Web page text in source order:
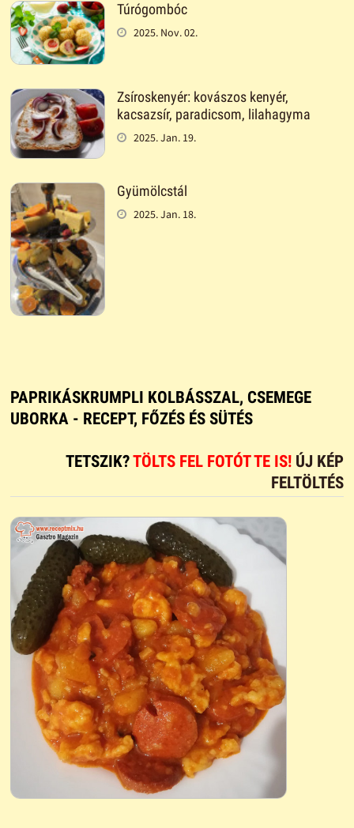
Túrógombóc
2025. Nov. 02.
Zsíroskenyér: kovászos kenyér,
kacsazsír, paradicsom, lilahagyma
2025. Jan. 19.
Gyümölcstál
2025. Jan. 18.
PAPRIKÁSKRUMPLI KOLBÁSSZAL, CSEMEGE
UBORKA - RECEPT, FŐZÉS ÉS SÜTÉS
TETSZIK?TÖLTS FEL FOTÓT TE IS! ÚJ KÉP
FELTÖLTÉS